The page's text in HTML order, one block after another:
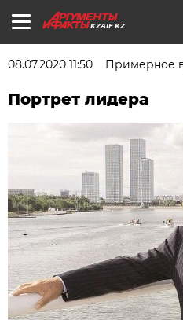
KZAIF.KZ
08.07.2020 11:50 Примерное
Портрет лидера